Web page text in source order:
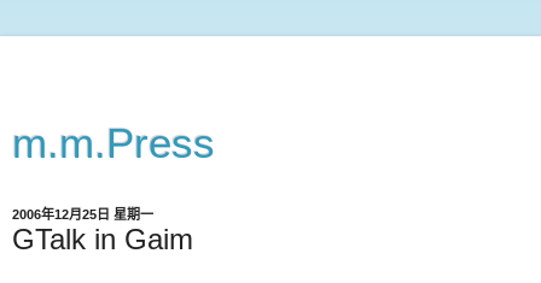
m.m.Press
2006年12月25日 星期一
GTalk in Gaim